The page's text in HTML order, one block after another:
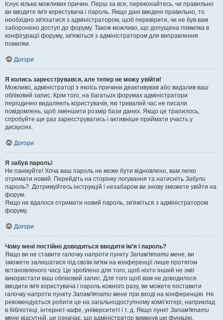
Існує кілька можливих причин. Перш за все, переконайтесь, чи правильно
ви вводите ім'я користувача і пароль. Якщо дані введені правильно, то
необхідно зв'язатися з адміністратором, щоб перевірити, чи не був вам
заборонено доступ до форуму. Також можливо, що допущена помилка в
конфігурації форуму, зв'яжіться з адміністратором для виправлення
помилки.
Догори
Я колись зареєструвався, але тепер не можу увійти!
Можливо, адміністратор з якоїсь причини деактивував або видалив ваш
обліковий запис. Крім того, на багатьох форумах адміністратори
періодично видаляють користувачів, які тривалий час не писали
повідомлень, щоб зменшити розмір бази даних. Якщо це трапилось,
спробуйте ще раз зареєструватись і активніше приймати участь у
дискусіях.
Догори
Я забув пароль!
Не панікуйте! Хоча ваш пароль не може бути відновлено, вам легко
отримати новий. Перейдіть на сторінку логування та натисніть Забули
пароль?. Дотримуйтесь інструкцій і незабаром ви знову зможете увійти на
форум.
Якщо не вдалося отримати новий пароль, зв'яжіться з адміністратором
форуму.
Догори
Чому мені постійно доводиться вводити ім’я і пароль?
Якщо ви не ставите галочку напроти пункту Запам'ятати мене, ви
зможете залишатися під своїм ім'ям на конференції лише протягом
встановленого часу. Це зроблено для того, щоб ніхто інший не зміг
використати ваш обліковий запис. Для того щоб вам не доводилося
вводити ім'я користувача і пароль кожного разу, ви можете поставити
галочку напроти пункту Запам'ятати мене при вході на конференцію. Не
рекомендується робити це на загальнодоступному комп'ютері, наприклад
в бібліотеці, інтернет-кафе, університеті і т. д. Якщо пункт Запам'ятати
мене відсутній, це означає, що адміністратор вимкнув цю функцію.